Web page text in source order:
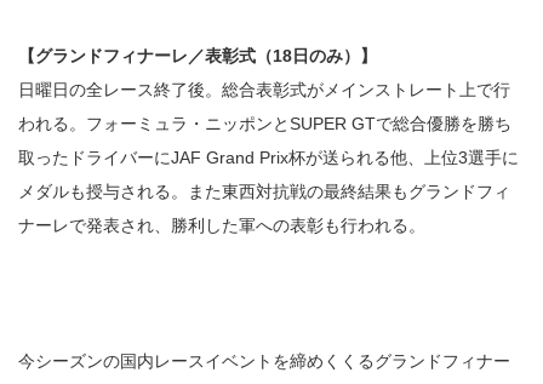
【グランドフィナーレ／表彰式（18日のみ）】
日曜日の全レース終了後。総合表彰式がメインストレート上で行
われる。フォーミュラ・ニッポンとSUPER GTで総合優勝を勝ち
取ったドライバーにJAF Grand Prix杯が送られる他、上位3選手に
メダルも授与される。また東西対抗戦の最終結果もグランドフィ
ナーレで発表され、勝利した軍への表彰も行われる。
今シーズンの国内レースイベントを締めくくるグランドフィナー